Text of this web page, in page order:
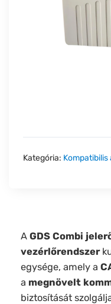
Kategória: Kompatibilis
A GDS Combi
vezérlőrendszer
egysége, amely a
a megnövelt
biztosítását